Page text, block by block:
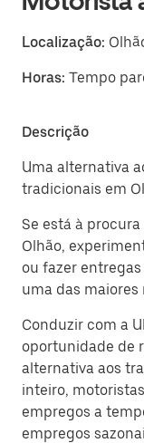
Localização:
Horas: Tempo
Descrição
Uma alternativa
tradicionais em
Se está à
Olhão,
ou fazer
uma das maiores
Conduzir com a
oportunidade de
alternativa aos
inteiro,
empregos a
empregos